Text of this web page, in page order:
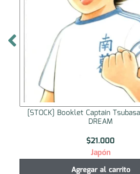
[STOCK] Booklet Captain
DREAM
$21.000
Japón
Agregar al carrito